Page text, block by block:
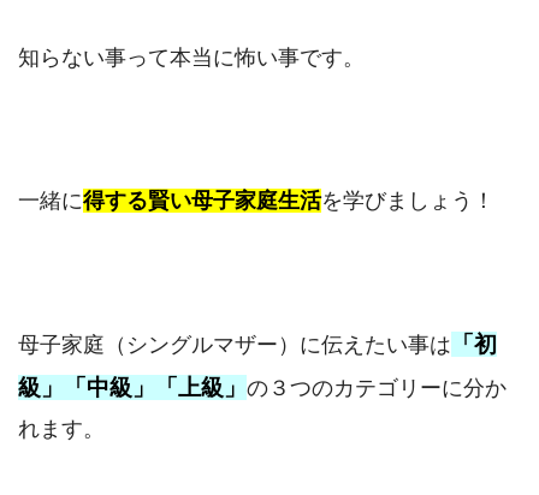
知らない事って本当に怖い事です。
一緒に得する賢い母子家庭生活を学びましょう！
母子家庭（シングルマザー）に伝えたい事は 「初
級」「中級」「上級」 の３つのカテゴリーに分か
れます。